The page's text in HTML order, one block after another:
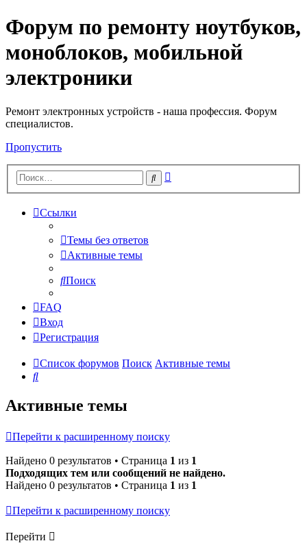
Регистрация
Форум по ремонту ноутбуков,
моноблоков, мобильной
электроники
Ремонт электронных устройств - наша профессия. Форум
специалистов.
Пропустить
Поиск
Ссылки
Темы без ответов
Активные темы
Поиск
FAQ
Вход
Регистрация
Список форумов Поиск Активные темы
Поиск
Активные темы
Перейти к расширенному поиску
Найдено 0 результатов • Страница 1 из 1
Подходящих тем или сообщений не найдено.
Найдено 0 результатов • Страница 1 из 1
Перейти к расширенному поиску
Перейти